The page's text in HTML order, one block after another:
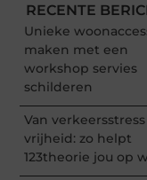
RECENTE
Unieke
maken met een
workshop servies
schilderen
Van
vrijheid: zo helpt
123theorie jou op